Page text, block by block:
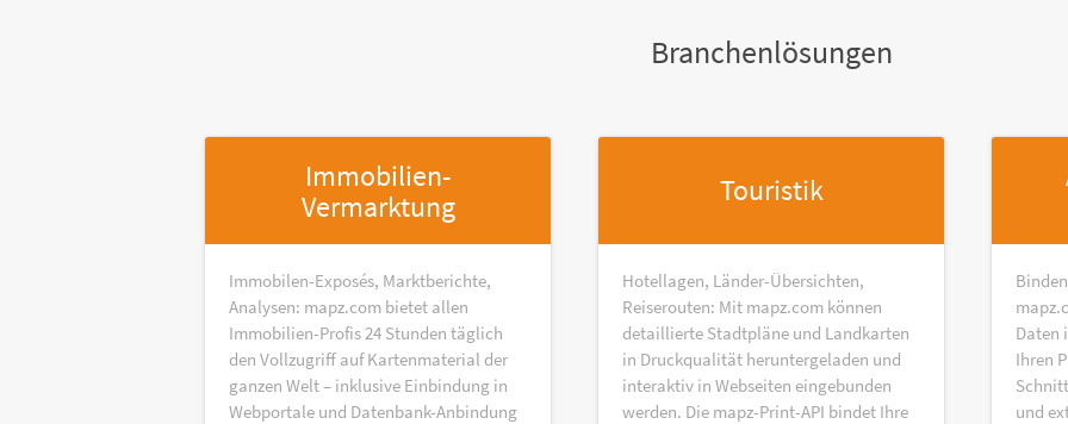
Branchenlösungen
Immobilien-
Vermarktung
Immobilen-Exposés, Marktberichte,
Analysen: mapz.com bietet allen
Immobilien-Profis 24 Stunden täglich
den Vollzugriff auf Kartenmaterial der
ganzen Welt – inklusive Einbindung in
Webportale und Datenbank-Anbindung
Touristik
Hotellagen, Länder-Übersichten,
Reiserouten: Mit mapz.com können
detaillierte Stadtpläne und Landkarten
in Druckqualität heruntergeladen und
interaktiv in Webseiten eingebunden
werden. Die mapz-Print-API bindet Ihre
Daten
Ihren
und